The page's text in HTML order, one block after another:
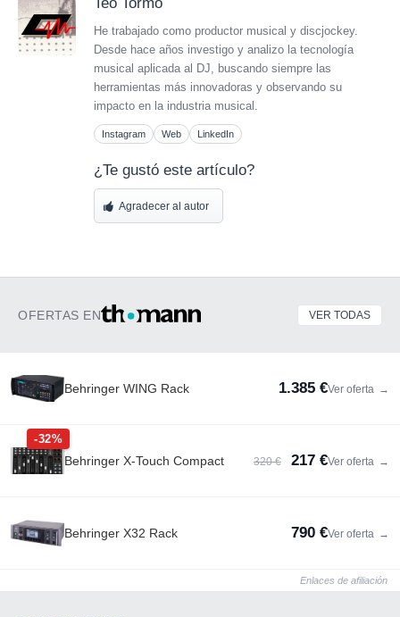
He trabajado como productor musical y discjockey.
Desde hace años investigo y analizo la tecnología
musical aplicada al DJ, buscando siempre las
herramientas más innovadoras y observando su
impacto en la industria musical.
Instagram Web LinkedIn
¿Te gustó este artículo?
Agradecer al autor
OFERTAS EN VER TODAS
Behringer WING Rack 1.385 €Ver oferta →
-32%
Behringer X-Touch Compact 320 € 217 €Ver oferta →
Behringer X32 Rack 790 €Ver oferta →
Enlaces de afiliación